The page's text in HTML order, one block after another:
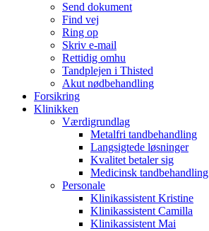
Send dokument
Find vej
Ring op
Skriv e-mail
Rettidig omhu
Tandplejen i Thisted
Akut nødbehandling
Forsikring
Klinikken
Værdigrundlag
Metalfri tandbehandling
Langsigtede løsninger
Kvalitet betaler sig
Medicinsk tandbehandling
Personale
Klinikassistent Kristine
Klinikassistent Camilla
Klinikassistent Mai